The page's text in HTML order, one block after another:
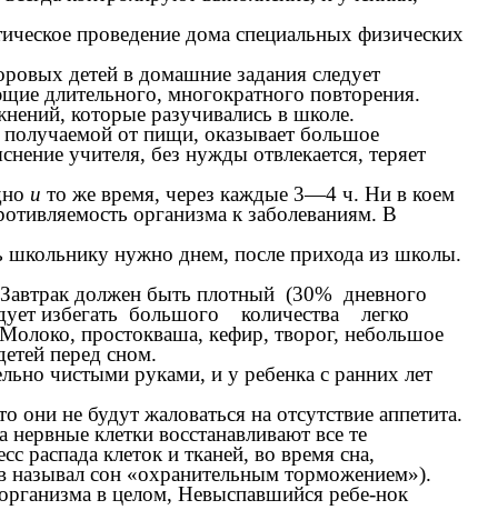
проведение дома специальных физических
детей в домашние задания следует
длительного, многократного повторения.
которые разучивались в школе.
получаемой от пищи, оказывает большое
учителя, без нужды отвлекается, теряет
и то же время, через каждые 3—4 ч. Ни в коем
организма к заболеваниям. В
нужно днем, после прихода из школы.
должен быть плотный (30% дневного
избегать большого количества легко
простокваша, кефир, творог, небольшое
перед сном.
чистыми руками, и у ребенка с ранних лет
не будут жаловаться на отсутствие аппетита.
клетки восстанавливают все те
распада клеток и тканей, во время сна,
сон «охранительным торможением»).
в целом, Невыспавшийся ребе-нок